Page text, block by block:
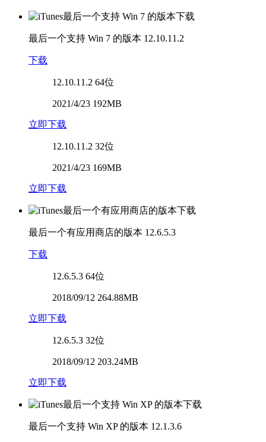
最后一个支持 Win 7 的版本 12.10.11.2
下载
12.10.11.2 64位
2021/4/23 192MB
立即下载
12.10.11.2 32位
2021/4/23 169MB
立即下载
最后一个有应用商店的版本 12.6.5.3
下载
12.6.5.3 64位
2018/09/12 264.88MB
立即下载
12.6.5.3 32位
2018/09/12 203.24MB
立即下载
最后一个支持 Win XP 的版本 12.1.3.6